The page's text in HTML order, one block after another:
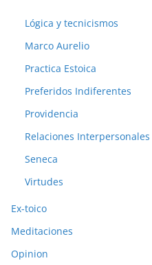
Lógica y tecnicismos
Marco Aurelio
Practica Estoica
Preferidos Indiferentes
Providencia
Relaciones Interpersonales
Seneca
Virtudes
Ex-toico
Meditaciones
Opinion